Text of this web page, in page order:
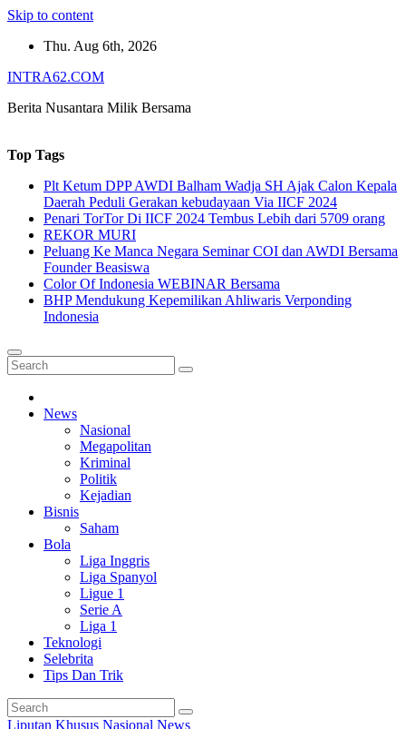
Skip to content
Thu. Aug 6th, 2026
INTRA62.COM
Berita Nusantara Milik Bersama
Top Tags
Plt Ketum DPP AWDI Balham Wadja SH Ajak Calon Kepala
Daerah Peduli Gerakan kebudayaan Via IICF 2024
Penari TorTor Di IICF 2024 Tembus Lebih dari 5709 orang
REKOR MURI
Peluang Ke Manca Negara Seminar COI dan AWDI Bersama
Founder Beasiswa
Color Of Indonesia WEBINAR Bersama
BHP Mendukung Kepemilikan Ahliwaris Verponding
Indonesia
News
Nasional
Megapolitan
Kriminal
Politik
Kejadian
Bisnis
Saham
Bola
Liga Inggris
Liga Spanyol
Ligue 1
Serie A
Liga 1
Teknologi
Selebrita
Tips Dan Trik
Liputan Khusus Nasional News